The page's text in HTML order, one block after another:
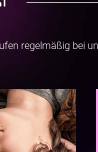
regelmäßig bei